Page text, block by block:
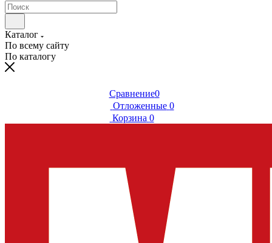
Каталог
По всему сайту
По каталогу
Сравнение0
Отложенные 0
Корзина 0